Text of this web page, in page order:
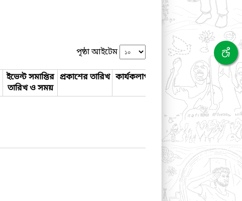
পৃষ্ঠা আইটেম
ইভেন্ট সমাপ্তির
তারিখ ও সময়
প্রকাশের তারিখ কার্যকলাপ